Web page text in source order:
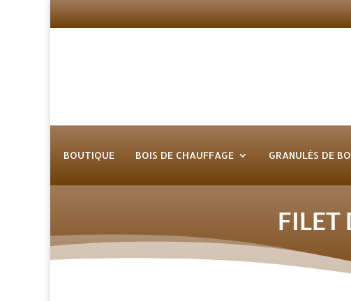
BOUTIQUE BOIS DE CHAUFFAGE GRANULÉS DE
FILET